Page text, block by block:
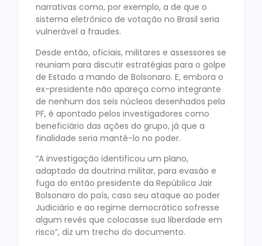
narrativas como, por exemplo, a de que o
sistema eletrônico de votação no Brasil seria
vulnerável a fraudes.
Desde então, oficiais, militares e assessores se
reuniam para discutir estratégias para o golpe
de Estado a mando de Bolsonaro. E, embora o
ex-presidente não apareça como integrante
de nenhum dos seis núcleos desenhados pela
PF, é apontado pelos investigadores como
beneficiário das ações do grupo, já que a
finalidade seria mantê-lo no poder.
“A investigação identificou um plano,
adaptado da doutrina militar, para evasão e
fuga do então presidente da República Jair
Bolsonaro do país, caso seu ataque ao poder
Judiciário e ao regime democrático sofresse
algum revés que colocasse sua liberdade em
risco”, diz um trecho do documento.